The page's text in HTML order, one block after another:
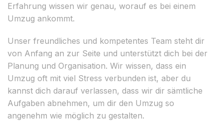
Erfahrung wissen wir genau, worauf es bei einem
Umzug ankommt.
Unser freundliches und kompetentes Team steht dir
von Anfang an zur Seite und unterstützt dich bei der
Planung und Organisation. Wir wissen, dass ein
Umzug oft mit viel Stress verbunden ist, aber du
kannst dich darauf verlassen, dass wir dir sämtliche
Aufgaben abnehmen, um dir den Umzug so
angenehm wie möglich zu gestalten.